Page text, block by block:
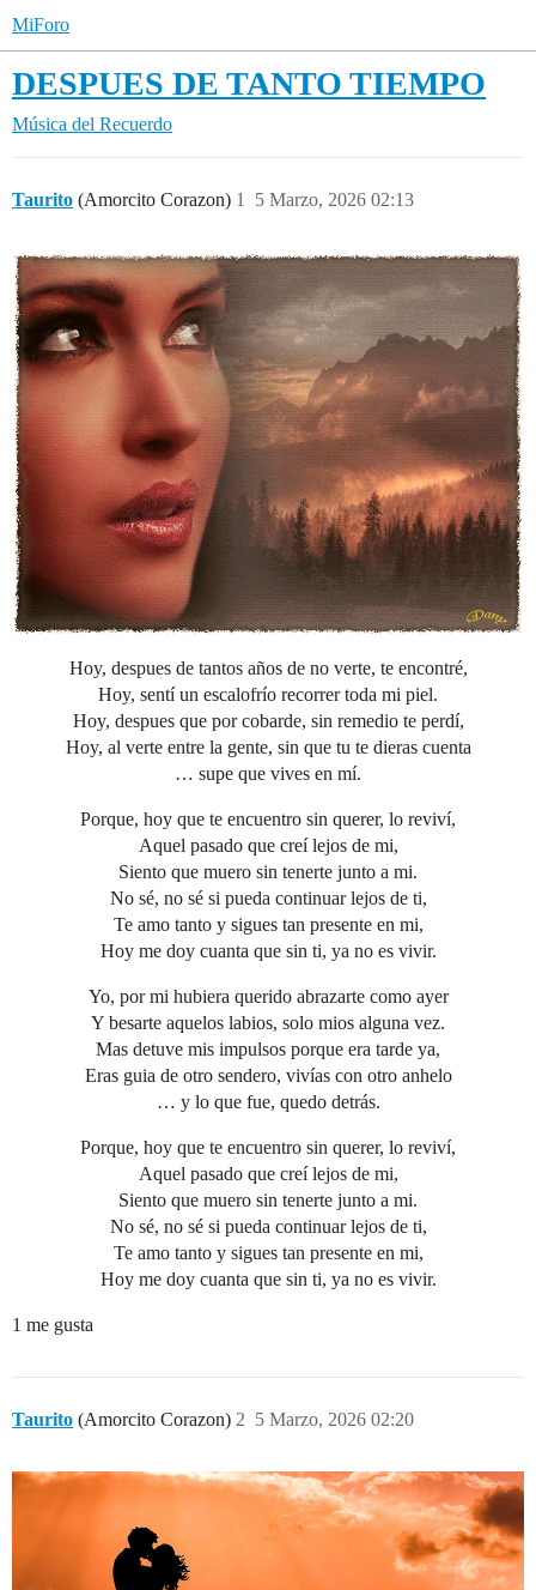
MiForo
DESPUES DE TANTO TIEMPO
Música del Recuerdo
Taurito (Amorcito Corazon) 5 Marzo, 2026 02:13
1
Hoy, despues de tantos años de no verte, te encontré,
Hoy, sentí un escalofrío recorrer toda mi piel.
Hoy, despues que por cobarde, sin remedio te perdí,
Hoy, al verte entre la gente, sin que tu te dieras cuenta
… supe que vives en mí.
Porque, hoy que te encuentro sin querer, lo reviví,
Aquel pasado que creí lejos de mi,
Siento que muero sin tenerte junto a mi.
No sé, no sé si pueda continuar lejos de ti,
Te amo tanto y sigues tan presente en mi,
Hoy me doy cuanta que sin ti, ya no es vivir.
Yo, por mi hubiera querido abrazarte como ayer
Y besarte aquelos labios, solo mios alguna vez.
Mas detuve mis impulsos porque era tarde ya,
Eras guia de otro sendero, vivías con otro anhelo
… y lo que fue, quedo detrás.
Porque, hoy que te encuentro sin querer, lo reviví,
Aquel pasado que creí lejos de mi,
Siento que muero sin tenerte junto a mi.
No sé, no sé si pueda continuar lejos de ti,
Te amo tanto y sigues tan presente en mi,
Hoy me doy cuanta que sin ti, ya no es vivir.
1 me gusta
Taurito (Amorcito Corazon) 5 Marzo, 2026 02:20
2